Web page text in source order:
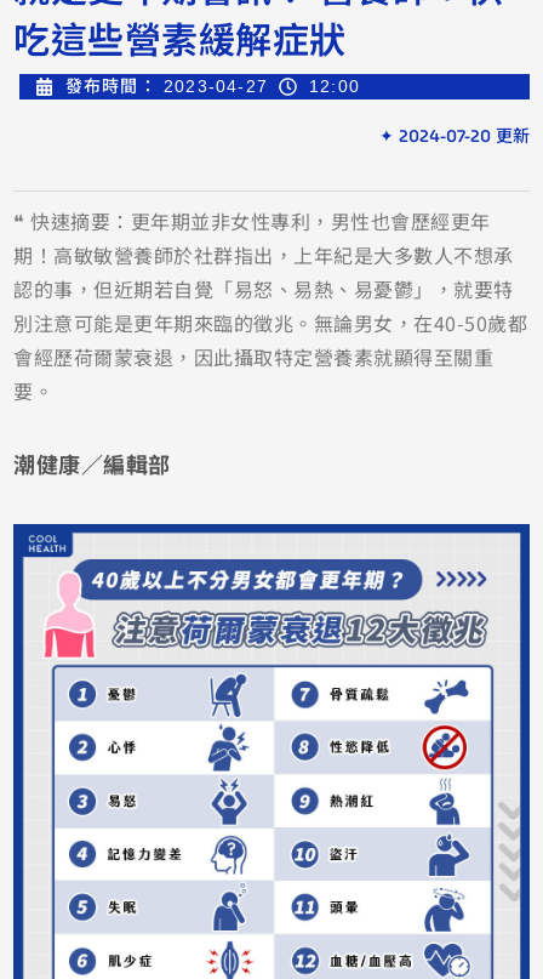
吃這些營素緩解症狀
發布時間： 2023-04-27 12:00
✦ 2024-07-20 更新
❝ 快速摘要：更年期並非女性專利，男性也會歷經更年
期！高敏敏營養師於社群指出，上年紀是大多數人不想承
認的事，但近期若自覺「易怒、易熱、易憂鬱」，就要特
別注意可能是更年期來臨的徵兆。無論男女，在40-50歲都
會經歷荷爾蒙衰退，因此攝取特定營養素就顯得至關重
要。
潮健康／編輯部